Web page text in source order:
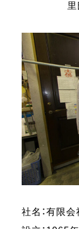
里
社名：有限